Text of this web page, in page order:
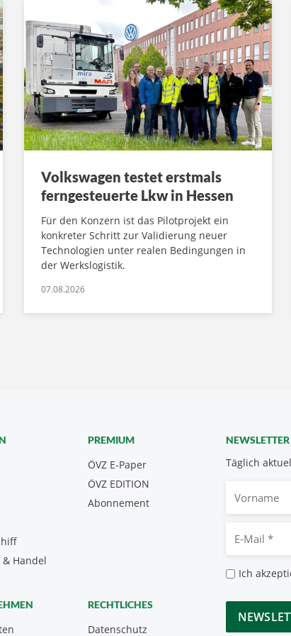
Volkswagen testet erstmals
ferngesteuerte Lkw in Hessen
Für den Konzern ist das Pilotprojekt ein
konkreter Schritt zur Validierung neuer
Technologien unter realen Bedingungen in
der Werkslogistik.
07.08.2026
Täglich
Mail
Ich
CAPTCHA
Handel
PREMIUM
ÖVZ E-Paper
Abonnement
ÖVZ EDITION
RECHTLICHES
Datenschutz